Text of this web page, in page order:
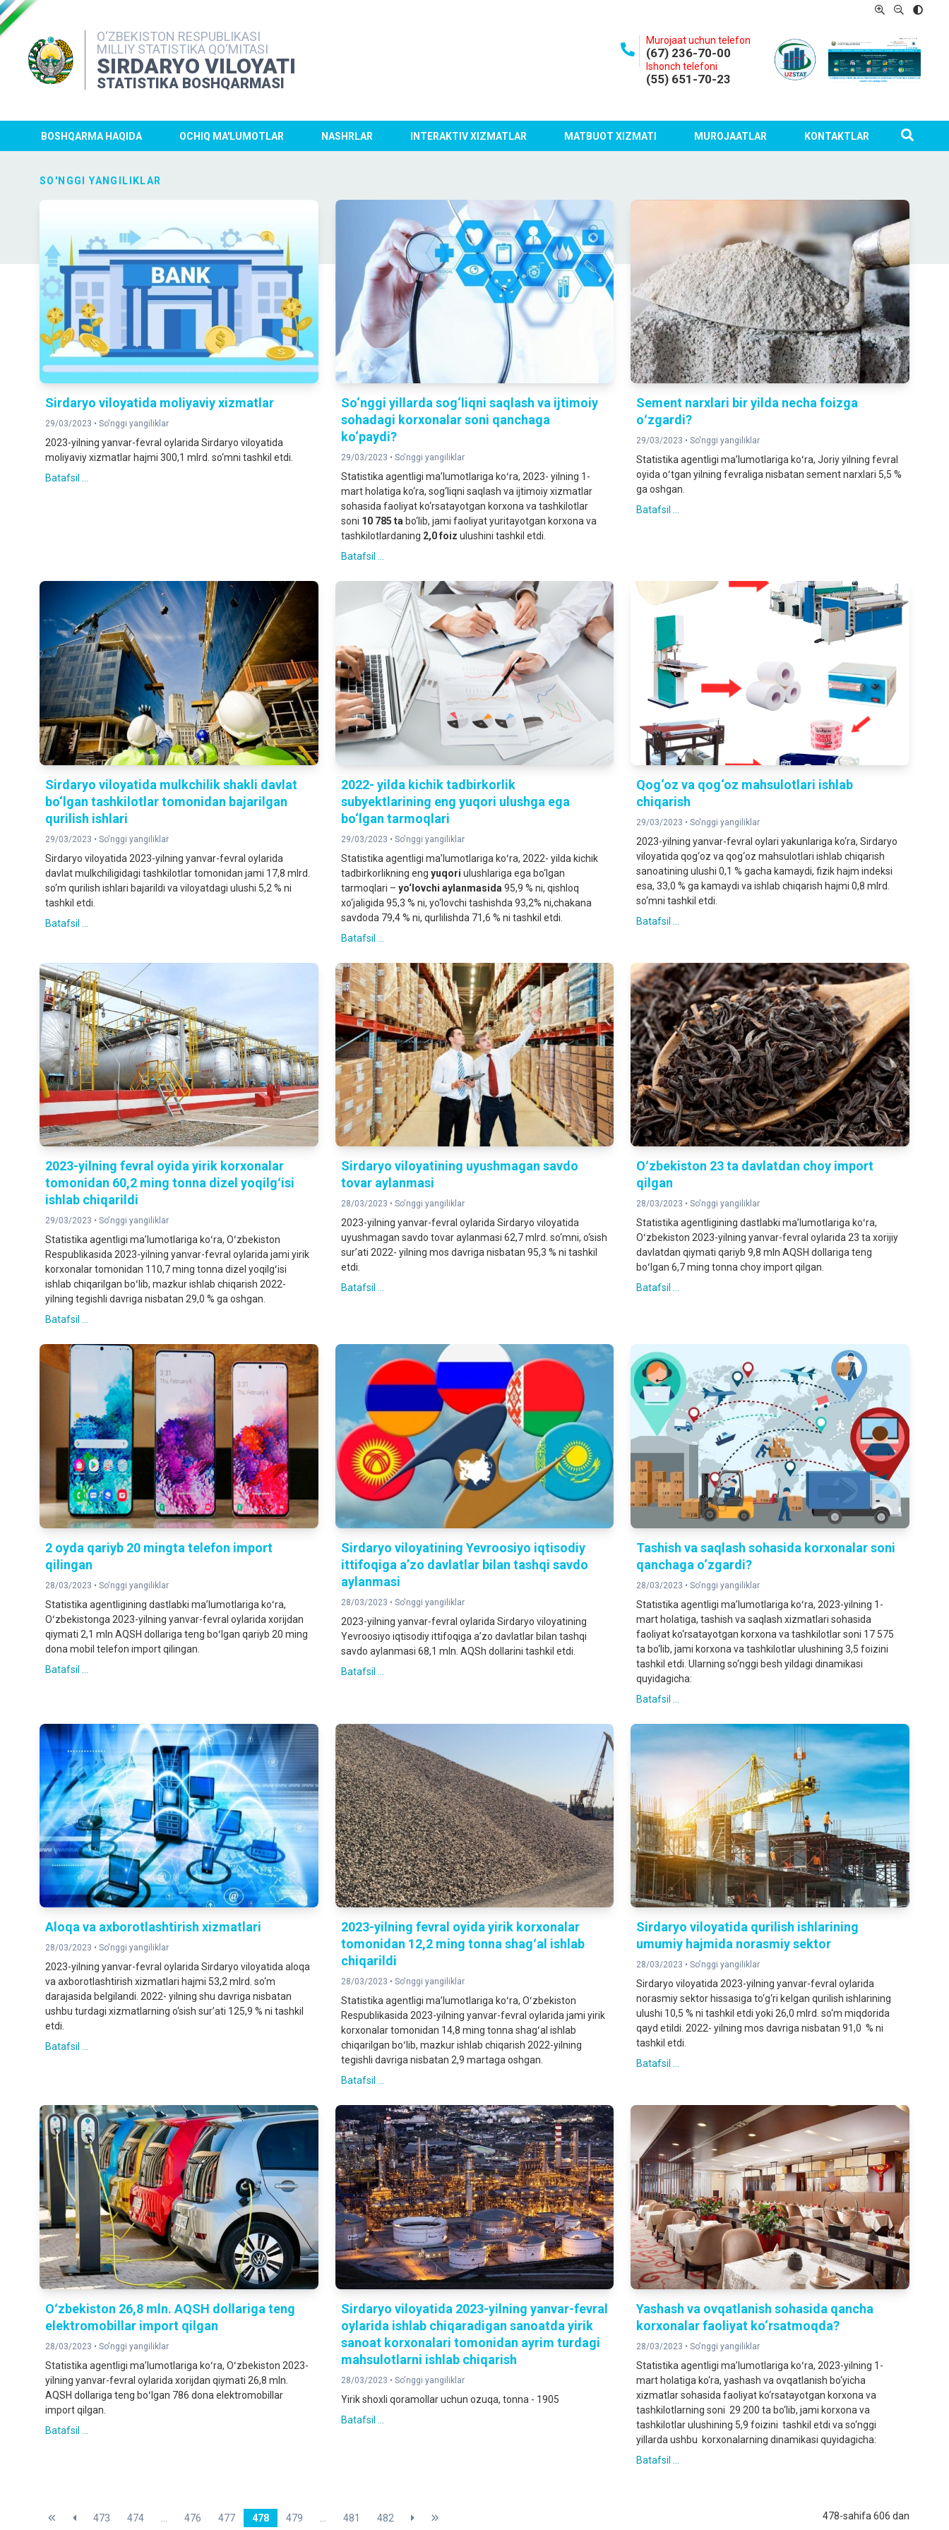
O‘ZBEKISTON RESPUBLIKASI
MILLIY STATISTIKA QO‘MITASI
SIRDARYO VILOYATI
STATISTIKA BOSHQARMASI
Murojaat uchun telefon
(67) 236-70-00
Ishonch telefoni
(55) 651-70-23
BOSHQARMA HAQIDA OCHIQ MA'LUMOTLAR NASHRLAR INTERAKTIV XIZMATLAR MATBUOT XIZMATI MUROJAATLAR KONTAKTLAR
SO'NGGI YANGILIKLAR
Sirdaryo viloyatida moliyaviy xizmatlar
29/03/2023 • So'nggi yangiliklar
2023-yilning yanvar-fevral oylarida Sirdaryo viloyatida
moliyaviy xizmatlar hajmi 300,1 mlrd. so‘mni tashkil etdi.
Batafsil ...
So‘nggi yillarda sog‘liqni saqlash va ijtimoiy
sohadagi korxonalar soni qanchaga
ko‘paydi?
29/03/2023 • So'nggi yangiliklar
Statistika agentligi maʼlumotlariga koʻra, 2023- yilning 1-
mart holatiga ko‘ra, sog‘liqni saqlash va ijtimoiy xizmatlar
sohasida faoliyat ko‘rsatayotgan korxona va tashkilotlar
soni 10 785 ta bo‘lib, jami faoliyat yuritayotgan korxona va
tashkilotlardaning 2,0 foiz ulushini tashkil etdi.
Batafsil ...
Sement narxlari bir yilda necha foizga
oʻzgardi?
29/03/2023 •So'nggi yangiliklar
Statistika agentligi maʼlumotlariga koʻra, Joriy yilning fevral
oyida oʻtgan yilning fevraliga nisbatan sement narxlari 5,5 %
ga oshgan.
Batafsil ...
Sirdaryo viloyatida mulkchilik shakli davlat
bo‘lgan tashkilotlar tomonidan bajarilgan
qurilish ishlari
29/03/2023 • So'nggi yangiliklar
Sirdaryo viloyatida 2023-yilning yanvar-fevral oylarida
davlat mulkchiligidagi tashkilotlar tomonidan jami 17,8 mlrd.
so‘m qurilish ishlari bajarildi va viloyatdagi ulushi 5,2 % ni
tashkil etdi.
Batafsil ...
2022- yilda kichik tadbirkorlik
subyektlarining eng yuqori ulushga ega
bo‘lgan tarmoqlari
29/03/2023 • So'nggi yangiliklar
Statistika agentligi maʼlumotlariga koʻra, 2022- yilda kichik
tadbirkorlikning eng yuqori ulushlariga ega bo‘lgan
tarmoqlari – yo‘lovchi aylanmasida 95,9 % ni, qishloq
xo‘jaligida 95,3 % ni, yo‘lovchi tashishda 93,2% ni,chakana
savdoda 79,4 % ni, qurlilishda 71,6 % ni tashkil etdi.
Batafsil ...
Qog‘oz va qog‘oz mahsulotlari ishlab
chiqarish
29/03/2023 •So'nggi yangiliklar
2023-yilning yanvar-fevral oylari yakunlariga ko‘ra, Sirdaryo
viloyatida qog‘oz va qog‘oz mahsulotlari ishlab chiqarish
sanoatining ulushi 0,1 % gacha kamaydi, fizik hajm indeksi
esa, 33,0 % ga kamaydi va ishlab chiqarish hajmi 0,8 mlrd.
so‘mni tashkil etdi.
Batafsil ...
2023-yilning fevral oyida yirik korxonalar
tomonidan 60,2 ming tonna dizel yoqilgʻisi
ishlab chiqarildi
29/03/2023 • So'nggi yangiliklar
Statistika agentligi maʼlumotlariga koʻra, Oʻzbekiston
Respublikasida 2023-yilning yanvar-fevral oylarida jami yirik
korxonalar tomonidan 110,7 ming tonna dizel yoqilgʻisi
ishlab chiqarilgan boʻlib, mazkur ishlab chiqarish 2022-
yilning tegishli davriga nisbatan 29,0 % ga oshgan.
Batafsil ...
Sirdaryo viloyatining uyushmagan savdo
tovar aylanmasi
28/03/2023 • So'nggi yangiliklar
2023-yilning yanvar-fevral oylarida Sirdaryo viloyatida
uyushmagan savdo tovar aylanmasi 62,7 mlrd. so‘mni, o‘sish
sur’ati 2022- yilning mos davriga nisbatan 95,3 % ni tashkil
etdi.
Batafsil ...
Oʻzbekiston 23 ta davlatdan choy import
qilgan
28/03/2023 •So'nggi yangiliklar
Statistika agentligining dastlabki maʼlumotlariga koʻra,
Oʻzbekiston 2023-yilning yanvar-fevral oylarida 23 ta xorijiy
davlatdan qiymati qariyb 9,8 mln AQSH dollariga teng
boʻlgan 6,7 ming tonna choy import qilgan.
Batafsil ...
2 oyda qariyb 20 mingta telefon import
qilingan
28/03/2023 • So'nggi yangiliklar
Statistika agentligining dastlabki maʼlumotlariga koʻra,
Oʻzbekistonga 2023-yilning yanvar-fevral oylarida xorijdan
qiymati 2,1 mln AQSH dollariga teng boʻlgan qariyb 20 ming
dona mobil telefon import qilingan.
Batafsil ...
Sirdaryo viloyatining Yevroosiyo iqtisodiy
ittifoqiga a’zo davlatlar bilan tashqi savdo
aylanmasi
28/03/2023 • So'nggi yangiliklar
2023-yilning yanvar-fevral oylarida Sirdaryo viloyatining
Yevroosiyo iqtisodiy ittifoqiga a’zo davlatlar bilan tashqi
savdo aylanmasi 68,1 mln. AQSh dollarini tashkil etdi.
Batafsil ...
Tashish va saqlash sohasida korxonalar soni
qanchaga o‘zgardi?
28/03/2023 •So'nggi yangiliklar
Statistika agentligi maʼlumotlariga koʻra, 2023-yilning 1-
mart holatiga, tashish va saqlash xizmatlari sohasida
faoliyat ko‘rsatayotgan korxona va tashkilotlar soni 17 575
ta bo‘lib, jami korxona va tashkilotlar ulushining 3,5 foizini
tashkil etdi. Ularning so‘nggi besh yildagi dinamikasi
quyidagicha:
Batafsil ...
Aloqa va axborotlashtirish xizmatlari
28/03/2023 • So'nggi yangiliklar
2023-yilning yanvar-fevral oylarida Sirdaryo viloyatida aloqa
va axborotlashtirish xizmatlari hajmi 53,2 mlrd. so‘m
darajasida belgilandi. 2022- yilning shu davriga nisbatan
ushbu turdagi xizmatlarning o‘sish sur’ati 125,9 % ni tashkil
etdi.
Batafsil ...
2023-yilning fevral oyida yirik korxonalar
tomonidan 12,2 ming tonna shagʻal ishlab
chiqarildi
28/03/2023 • So'nggi yangiliklar
Statistika agentligi maʼlumotlariga koʻra, Oʻzbekiston
Respublikasida 2023-yilning yanvar-fevral oylarida jami yirik
korxonalar tomonidan 14,8 ming tonna shagʻal ishlab
chiqarilgan boʻlib, mazkur ishlab chiqarish 2022-yilning
tegishli davriga nisbatan 2,9 martaga oshgan.
Batafsil ...
Sirdaryo viloyatida qurilish ishlarining
umumiy hajmida norasmiy sektor
28/03/2023 •So'nggi yangiliklar
Sirdaryo viloyatida 2023-yilning yanvar-fevral oylarida
norasmiy sektor hissasiga to‘g‘ri kelgan qurilish ishlarining
ulushi 10,5 % ni tashkil etdi yoki 26,0 mlrd. so‘m miqdorida
qayd etildi. 2022- yilning mos davriga nisbatan 91,0 % ni
tashkil etdi.
Batafsil ...
Oʻzbekiston 26,8 mln. AQSH dollariga teng
elektromobillar import qilgan
28/03/2023 • So'nggi yangiliklar
Statistika agentligi maʼlumotlariga koʻra, Oʻzbekiston 2023-
yilning yanvar-fevral oylarida xorijdan qiymati 26,8 mln.
AQSH dollariga teng boʻlgan 786 dona elektromobillar
import qilgan.
Batafsil ...
Sirdaryo viloyatida 2023-yilning yanvar-fevral
oylarida ishlab chiqaradigan sanoatda yirik
sanoat korxonalari tomonidan ayrim turdagi
mahsulotlarni ishlab chiqarish
28/03/2023 • So'nggi yangiliklar
Yirik shoxli qoramollar uchun ozuqa, tonna - 1905
Batafsil ...
Yashash va ovqatlanish sohasida qancha
korxonalar faoliyat ko‘rsatmoqda?
28/03/2023 •So'nggi yangiliklar
Statistika agentligi maʼlumotlariga koʻra, 2023-yilning 1-
mart holatiga ko‘ra, yashash va ovqatlanish bo‘yicha
xizmatlar sohasida faoliyat ko‘rsatayotgan korxona va
tashkilotlarning soni 29 200 ta bo‘lib, jami korxona va
tashkilotlar ulushining 5,9 foizini tashkil etdi va so‘nggi
yillarda ushbu korxonalarning dinamikasi quyidagicha:
Batafsil ...
478-sahifa 606 dan
473 474 476 477 478 479 481 482